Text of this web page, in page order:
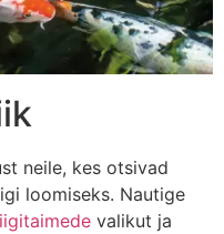
neile, kes otsivad
loomiseks. Nautige
valikut ja